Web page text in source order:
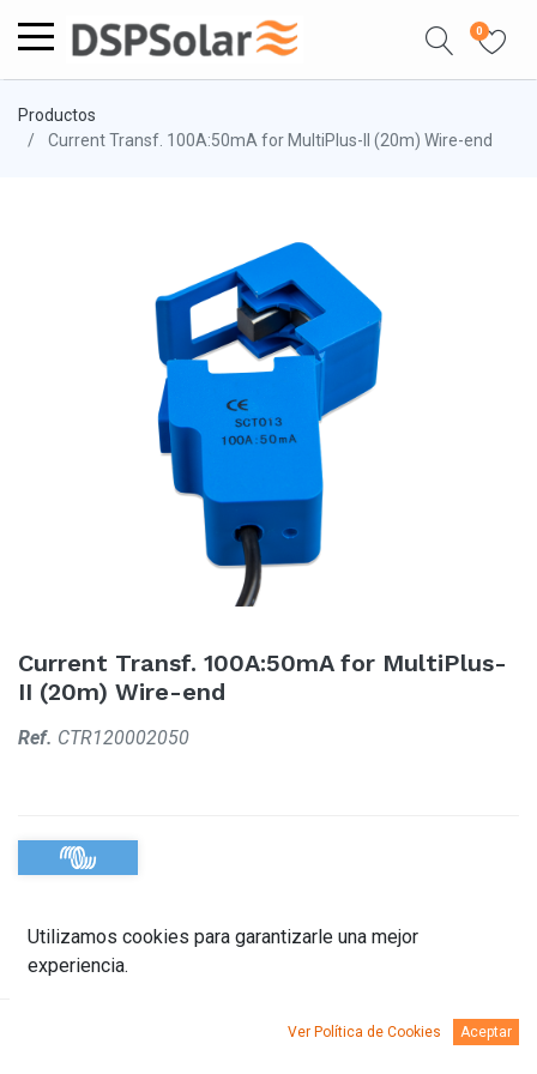
0
Productos
Current Transf. 100A:50mA for MultiPlus-II (20m) Wire-end
Current Transf. 100A:50mA for MultiPlus-
II (20m) Wire-end
Ref. CTR120002050
Utilizamos cookies para garantizarle una mejor
experiencia.
Ver Política de Cookies Aceptar